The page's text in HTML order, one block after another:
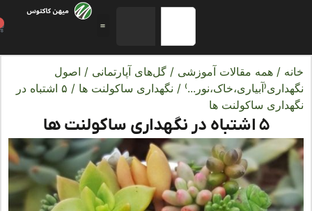
/همه مقالات آموزشی/گل‌های آپارتمانی/اصول
/ نگهداری ساکولنت ها
/ ۵ اشتباه در
ساکولنت ها